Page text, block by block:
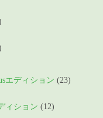
エディション (23)
ィション (12)